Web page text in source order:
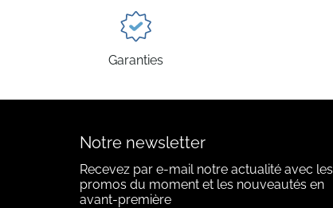
Garanties
Notre newsletter
Recevez par e-mail notre actualité avec les
promos du moment et les nouveautés en
avant-première